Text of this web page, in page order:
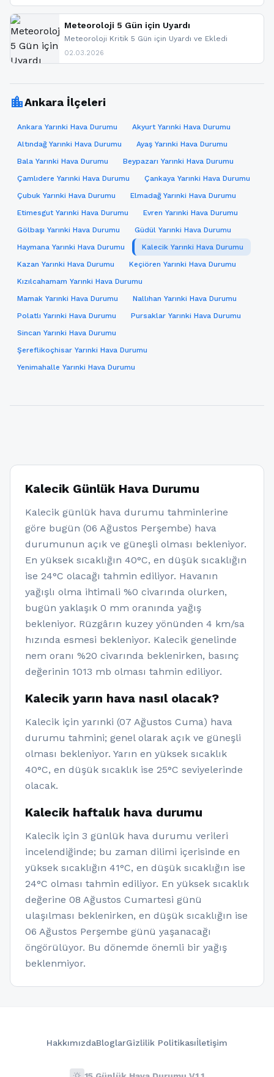
paylaşacağız. En hızlı şekilde haberdar olmak için
sitemizi takip edebilir ve bildirimleri açabilirsiniz.
Meteoroloji 5 Gün için Uyardı
Meteoroloji Kritik 5 Gün için Uyardı ve Ekledi
02.03.2026
location_cityAnkara İlçeleri
Ankara Yarınki Hava Durumu
Akyurt Yarınki Hava Durumu
Altındağ Yarınki Hava Durumu
Ayaş Yarınki Hava Durumu
Bala Yarınki Hava Durumu
Beypazarı Yarınki Hava Durumu
Çamlıdere Yarınki Hava Durumu
Çankaya Yarınki Hava Durumu
Çubuk Yarınki Hava Durumu
Elmadağ Yarınki Hava Durumu
Etimesgut Yarınki Hava Durumu
Evren Yarınki Hava Durumu
Gölbaşı Yarınki Hava Durumu
Güdül Yarınki Hava Durumu
Haymana Yarınki Hava Durumu
Kalecik Yarınki Hava Durumu
Kazan Yarınki Hava Durumu
Keçiören Yarınki Hava Durumu
Kızılcahamam Yarınki Hava Durumu
Mamak Yarınki Hava Durumu
Nallıhan Yarınki Hava Durumu
Polatlı Yarınki Hava Durumu
Pursaklar Yarınki Hava Durumu
Sincan Yarınki Hava Durumu
Şereflikoçhisar Yarınki Hava Durumu
Yenimahalle Yarınki Hava Durumu
Kalecik Günlük Hava Durumu
Kalecik günlük hava durumu tahminlerine
göre bugün (06 Ağustos Perşembe) hava
durumunun açık ve güneşli olması bekleniyor.
En yüksek sıcaklığın 40°C, en düşük sıcaklığın
ise 24°C olacağı tahmin ediliyor. Havanın
yağışlı olma ihtimali %0 civarında olurken,
bugün yaklaşık 0 mm oranında yağış
bekleniyor. Rüzgârın kuzey yönünden 4 km/sa
hızında esmesi bekleniyor. Kalecik genelinde
nem oranı %20 civarında beklenirken, basınç
değerinin 1013 mb olması tahmin ediliyor.
Kalecik yarın hava nasıl olacak?
Kalecik için yarınki (07 Ağustos Cuma) hava
durumu tahmini; genel olarak açık ve güneşli
olması bekleniyor. Yarın en yüksek sıcaklık
40°C, en düşük sıcaklık ise 25°C seviyelerinde
olacak.
Kalecik haftalık hava durumu
Kalecik için 3 günlük hava durumu verileri
incelendiğinde; bu zaman dilimi içerisinde en
yüksek sıcaklığın 41°C, en düşük sıcaklığın ise
24°C olması tahmin ediliyor. En yüksek sıcaklık
değerine 08 Ağustos Cumartesi günü
ulaşılması beklenirken, en düşük sıcaklığın ise
06 Ağustos Perşembe günü yaşanacağı
öngörülüyor. Bu dönemde önemli bir yağış
beklenmiyor.
HakkımızdaBloglarGizlilik Politikasıİletişim